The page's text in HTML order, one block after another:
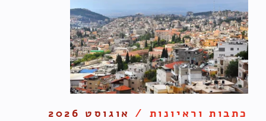
כתבות וראיונות / אוגוסט 2026